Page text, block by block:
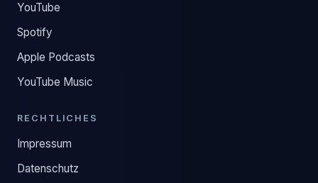
YouTube
Spotify
Apple Podcasts
YouTube Music
RECHTLICHES
Impressum
Datenschutz